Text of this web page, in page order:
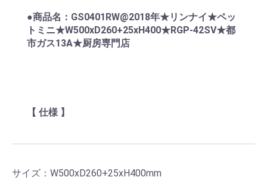
●商品名：GS0401RW@2018年★リンナイ★ペッ
トミニ★W500xD260+25xH400★RGP-42SV★都
市ガス13A★厨房専門店
【 仕様 】
サイズ：W500xD260+25xH400mm